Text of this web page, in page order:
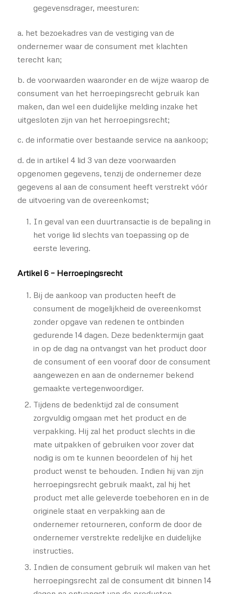
gegevensdrager, meesturen:
a. het bezoekadres van de vestiging van de
ondernemer waar de consument met klachten
terecht kan;
b. de voorwaarden waaronder en de wijze waarop de
consument van het herroepingsrecht gebruik kan
maken, dan wel een duidelijke melding inzake het
uitgesloten zijn van het herroepingsrecht;
c. de informatie over bestaande service na aankoop;
d. de in artikel 4 lid 3 van deze voorwaarden
opgenomen gegevens, tenzij de ondernemer deze
gegevens al aan de consument heeft verstrekt vóór
de uitvoering van de overeenkomst;
In geval van een duurtransactie is de bepaling in
het vorige lid slechts van toepassing op de
eerste levering.
Artikel 6 – Herroepingsrecht
Bij de aankoop van producten heeft de
consument de mogelijkheid de overeenkomst
zonder opgave van redenen te ontbinden
gedurende 14 dagen. Deze bedenktermijn gaat
in op de dag na ontvangst van het product door
de consument of een vooraf door de consument
aangewezen en aan de ondernemer bekend
gemaakte vertegenwoordiger.
Tijdens de bedenktijd zal de consument
zorgvuldig omgaan met het product en de
verpakking. Hij zal het product slechts in die
mate uitpakken of gebruiken voor zover dat
nodig is om te kunnen beoordelen of hij het
product wenst te behouden. Indien hij van zijn
herroepingsrecht gebruik maakt, zal hij het
product met alle geleverde toebehoren en in de
originele staat en verpakking aan de
ondernemer retourneren, conform de door de
ondernemer verstrekte redelijke en duidelijke
instructies.
Indien de consument gebruik wil maken van het
herroepingsrecht zal de consument dit binnen 14